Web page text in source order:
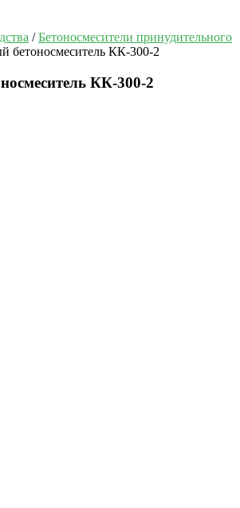
/Бетоносмесители принудительного
бетоносмеситель КК-300-2
КК-300-2